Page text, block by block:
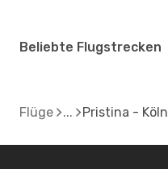
Beliebte Flugstrecken
Flüge Pristina - Köln